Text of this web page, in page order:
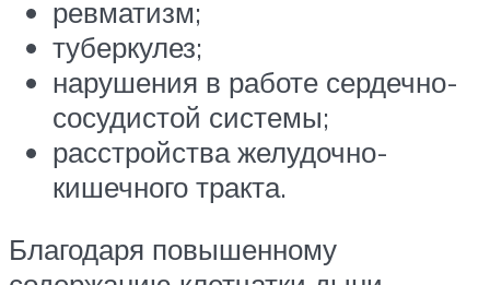
ревматизм;
туберкулез;
нарушения в работе сердечно-
сосудистой системы;
расстройства желудочно-
кишечного тракта.
Благодаря повышенному